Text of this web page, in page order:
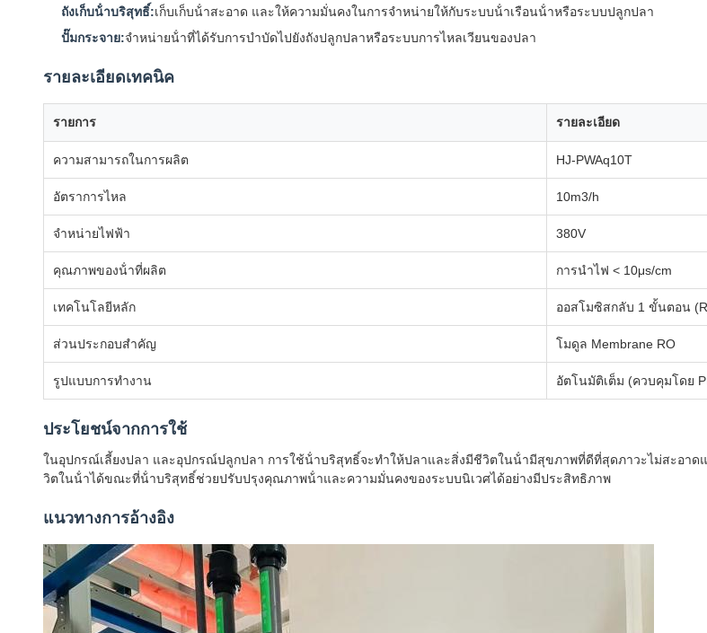
ถังเก็บน้ําบริสุทธิ์:เก็บเก็บน้ําสะอาด และให้ความมั่นคงในการจําหน่ายให้กับระบบน้ําเรือนน้ําหรือระบบปลูกปลา
ปั๊มกระจาย:จําหน่ายน้ําที่ได้รับการบําบัดไปยังถังปลูกปลาหรือระบบการไหลเวียนของปลา
รายละเอียดเทคนิค
รายการ รายละเอียด
ความสามารถในการผลิต HJ-PWAq10T
อัตราการไหล 10m3/h
จําหน่ายไฟฟ้า 380V
คุณภาพของน้ําที่ผลิต การนําไฟ < 10μs/cm
เทคโนโลยีหลัก ออสโมซิสกลับ 1 ขั้นตอน
ส่วนประกอบสําคัญ โมดูล Membrane RO
รูปแบบการทํางาน อัตโนมัติเต็ม (ควบคุมโดย
ประโยชน์จากการใช้
ในอุปกรณ์เลี้ยงปลา และอุปกรณ์ปลูกปลา การใช้น้ําบริสุทธิ์จะทําให้ปลาและสิ่งมีชีวิตในน้ํามีสุขภาพที่ดีที่สุดภาวะไม่สะอา
วิตในน้ําได้ขณะที่น้ําบริสุทธิ์ช่วยปรับปรุงคุณภาพน้ําและความมั่นคงของระบบนิเวศได้อย่างมีประสิทธิภาพ
แนวทางการอ้างอิง